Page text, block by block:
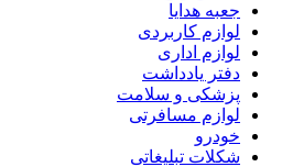
جعبه هدایا
لوازم کاربردی
لوازم اداری
دفتر یادداشت
پزشکی و سلامت
لوازم مسافرتی
خودرو
شکلات تبلیغاتی